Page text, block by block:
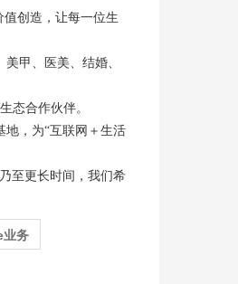
创造，让每一位生
甲、医美、结婚、
态合作伙伴。
地，为“互联网＋生活
至更长时间，我们希
务